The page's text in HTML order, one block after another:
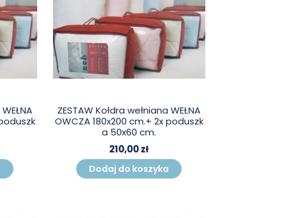
ZESTAW Kołdra wełniana WEŁNA
OWCZA 180x200 cm.+ 2x poduszk
a 50x60 cm.
210,00 zł
Dodaj do koszyka